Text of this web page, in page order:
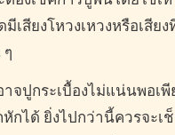
เสียงโหวงเหวงหรือเสีย
ๆ
จปูกระเบื้องไม่แน่นพอเพี
กได้ ยิ่งไปกว่านี้ควรจะเ